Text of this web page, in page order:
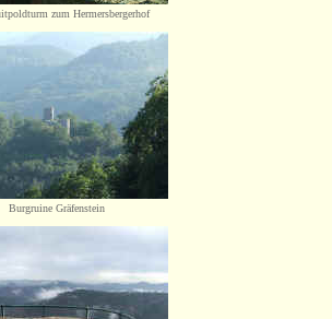
zum Hermersbergerhof
Burgruine Gräfenstein